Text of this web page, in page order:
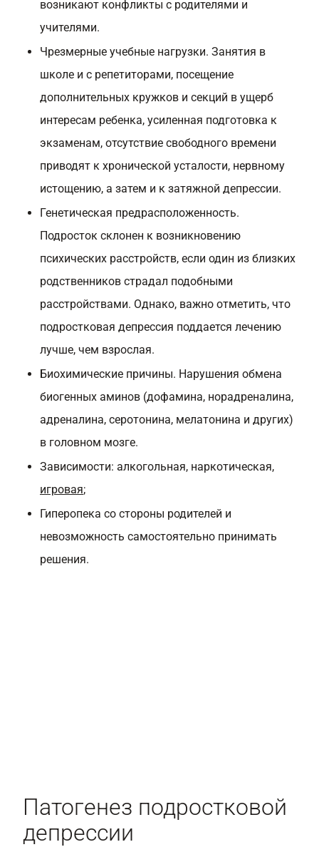
возникают конфликты с родителями и
учителями.
Чрезмерные учебные нагрузки. Занятия в
школе и с репетиторами, посещение
дополнительных кружков и секций в ущерб
интересам ребенка, усиленная подготовка к
экзаменам, отсутствие свободного времени
приводят к хронической усталости, нервному
истощению, а затем и к затяжной депрессии.
Генетическая предрасположенность.
Подросток склонен к возникновению
психических расстройств, если один из близких
родственников страдал подобными
расстройствами. Однако, важно отметить, что
подростковая депрессия поддается лечению
лучше, чем взрослая.
Биохимические причины. Нарушения обмена
биогенных аминов (дофамина, норадреналина,
адреналина, серотонина, мелатонина и других)
в головном мозге.
Зависимости: алкогольная, наркотическая,
игровая;
Гиперопека со стороны родителей и
невозможность самостоятельно принимать
решения.
Патогенез подростковой
депрессии